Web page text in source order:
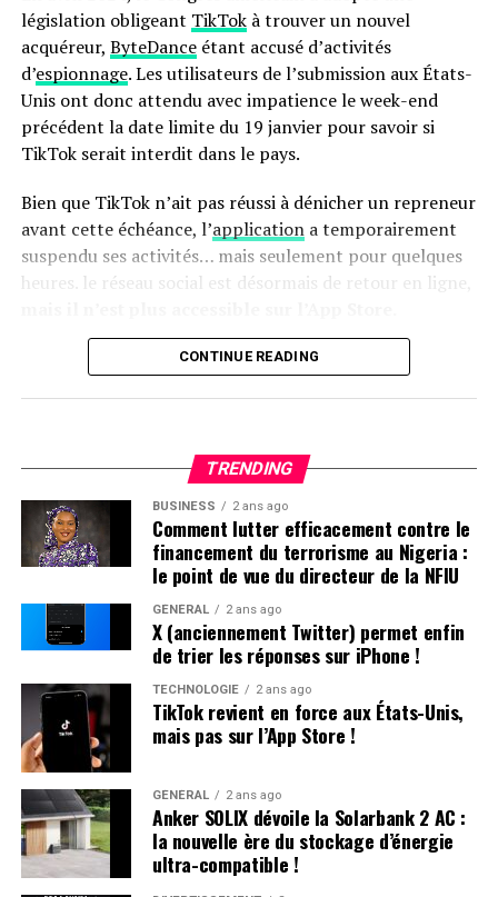
en outre, le panier antiadhésif compatible lave-vaisselle
simplifie grandement l’entretien après chaque
utilisation. N’oubliez pas qu’il s’agit là encore d’une
offre temporaire ; ne tardez donc pas si vous souhaitez
profiter du meilleur prix possible sur cette friteuse
Pour accéder à cette remise exceptionnelle :
législation obligeant TikTokà trouver un nouvel
acquéreur, ByteDanceétant accusé d’activités
d’espionnage. Les utilisateurs de l’submission aux États-
Unis ont donc attendu avec impatience le week-end
précédent la date limite du 19 janvier pour savoir si
TikTok serait interdit dans le pays.
Bien que TikTok n’ait pas réussi à dénicher un repreneur
avant cette échéance, l’applicationa temporairement
suspendu ses activités… mais seulement pour quelques
heures. le réseau social est désormais de retour en ligne,
Retour de TikTok : Une Absence
Persistante sur l’App Store
App store par un communiqué officiel.«Apple doit
respecter les lois en vigueur dans les régions où elle
opère. Selon la loi Protecting Americans from Foreign
Adversary Controlled Applications act, les applications
développées par ByteDance ltd., y compris TikTok et ses
filiales comme CapCut et Lemon8, ne pourront plus être
téléchargées ou mises à jour sur l’App Store pour les
utilisateurs américains après le 19 janvier 2025», précise
la société.
Il est crucial de souligner que les utilisateurs américains
ayant déjà installé TikTok peuvent toujours accéder au
service. Cependant, ils ne recevront plus aucune mise à
jour future de l’application. L’avenir du réseau social
pourrait dépendre des décisions du nouveau président
des États-Unis.
CONTINUE READING
TRENDING
BUSINESS 2 ans ago
Comment lutter efficacement contre le
financement du terrorisme au Nigeria :
le point de vue du directeur de la NFIU
GÉNÉRAL 2 ans ago
X (anciennement Twitter) permet enfin
de trier les réponses sur iPhone !
TECHNOLOGIE 2 ans ago
TikTok revient en force aux États-Unis,
mais pas sur l’App Store !
GÉNÉRAL 2 ans ago
Anker SOLIX dévoile la Solarbank 2 AC :
la nouvelle ère du stockage d’énergie
ultra-compatible !